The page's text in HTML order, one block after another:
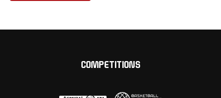
COMPETITIONS